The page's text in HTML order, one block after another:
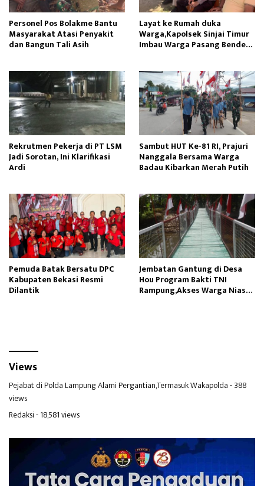
Personel Pos Bolakme Bantu
Masyarakat Atasi Penyakit
dan Bangun Tali Asih
Layat ke Rumah duka
Warga,Kapolsek Sinjai Timur
Imbau Warga Pasang Bendera
Rekrutmen Pekerja di PT LSM
Jadi Sorotan, Ini Klarifikasi
Ardi
Sambut HUT Ke-81 RI, Prajuri
Nanggala Bersama Warga
Badau Kibarkan Merah Putih
Pemuda Batak Bersatu DPC
Kabupaten Bekasi Resmi
Dilantik
Jembatan Gantung di Desa
Hou Program Bakti TNI
Rampung,Akses Warga Nias
Views
Pejabat di Polda Lampung Alami Pergantian,Termasuk Wakapolda- 388
views
Redaksi- 18,581 views